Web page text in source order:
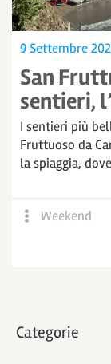
9 Settembre
San
sentieri,
I sentieri più
Fruttuoso da
la spiaggia,
Weekend
Categorie